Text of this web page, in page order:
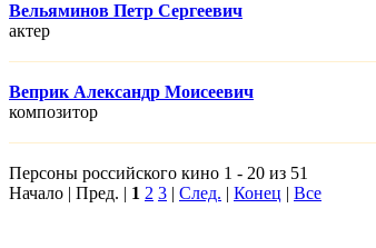
Вельяминов Петр Сергеевич
актер
Веприк Александр Моисеевич
композитор
Персоны российского кино 1 - 20 из 51
Начало | Пред. | 1 2 3 | След. | Конец | Все